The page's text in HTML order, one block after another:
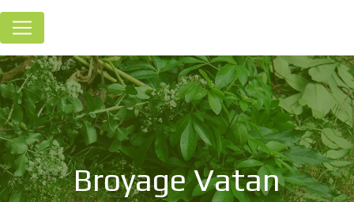
broyage Vatan
Panneau de gestion des cookies